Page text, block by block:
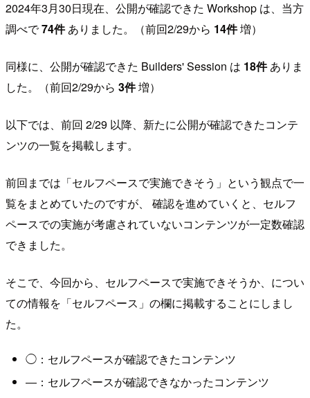
2024年3月30日現在、公開が確認できた Workshop は、当方
調べで74件ありました。（前回2/29から 14件増）
同様に、公開が確認できた Builders' Session は 18件ありま
した。（前回2/29から 3件増）
以下では、前回 2/29 以降、新たに公開が確認できたコンテ
ンツの一覧を掲載します。
前回までは「セルフペースで実施できそう」という観点で一
覧をまとめていたのですが、 確認を進めていくと、セルフ
ペースでの実施が考慮されていないコンテンツが一定数確認
できました。
そこで、今回から、セルフペースで実施できそうか、につい
ての情報を「セルフペース」の欄に掲載することにしまし
た。
◯：セルフペースが確認できたコンテンツ
―：セルフペースが確認できなかったコンテンツ